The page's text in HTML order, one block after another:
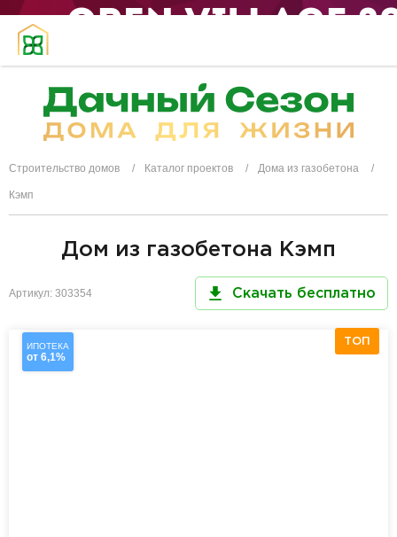
Строительство домов Каталог проектов Дома из газобетона
Кэмп
Дом из газобетона Кэмп
Артикул: 303354 Скачать бесплатно
ИПОТЕКА
от 6,1%
ТОП